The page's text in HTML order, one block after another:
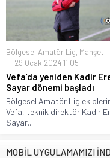
Bölgesel Amatör Lig, Manşet
29 Ocak 2024 11:05
Vefa’da yeniden Kadir
Sayar dönemi başladı
Bölgesel Amatör Lig
Vefa, teknik direktör Kadir
Sayar...
MOBİL UYGULAMAMIZI